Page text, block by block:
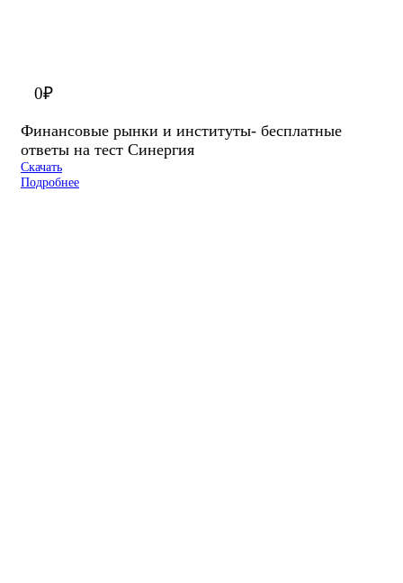
0₽
Финансовые рынки и институты- бесплатные
ответы на тест Синергия
Скачать
Подробнее